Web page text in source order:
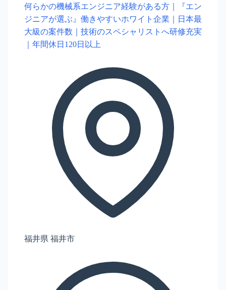
何らかの機械系エンジニア経験がある方｜『エン
ジニアが選ぶ』働きやすいホワイト企業｜日本最
大級の案件数｜技術のスペシャリストへ研修充実
｜年間休日120日以上
福井県 福井市